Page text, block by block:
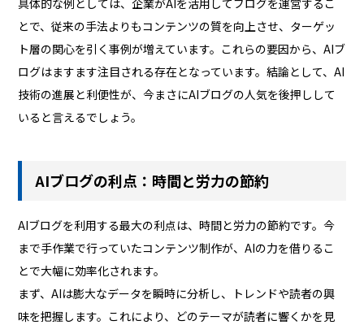
具体的な例としては、企業がAIを活用してブログを運営するこ
とで、従来の手法よりもコンテンツの質を向上させ、ターゲッ
ト層の関心を引く事例が増えています。これらの要因から、AIブ
ログはますます注目される存在となっています。結論として、AI
技術の進展と利便性が、今まさにAIブログの人気を後押しして
いると言えるでしょう。
AIブログの利点：時間と労力の節約
AIブログを利用する最大の利点は、時間と労力の節約です。今
まで手作業で行っていたコンテンツ制作が、AIの力を借りるこ
とで大幅に効率化されます。
まず、AIは膨大なデータを瞬時に分析し、トレンドや読者の興
味を把握します。これにより、どのテーマが読者に響くかを見